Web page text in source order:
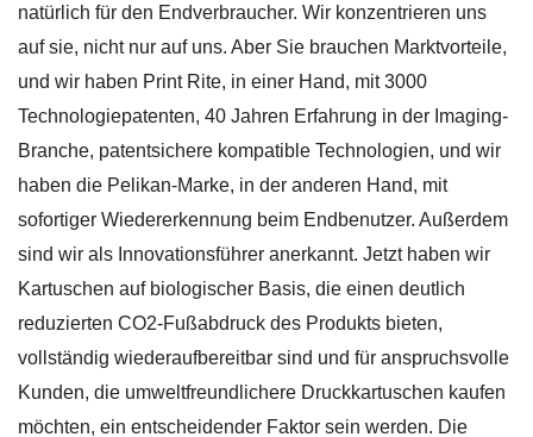
natürlich für den Endverbraucher. Wir konzentrieren uns
auf sie, nicht nur auf uns. Aber Sie brauchen Marktvorteile,
und wir haben Print Rite, in einer Hand, mit 3000
Technologiepatenten, 40 Jahren Erfahrung in der Imaging-
Branche, patentsichere kompatible Technologien, und wir
haben die Pelikan-Marke, in der anderen Hand, mit
sofortiger Wiedererkennung beim Endbenutzer. Außerdem
sind wir als Innovationsführer anerkannt. Jetzt haben wir
Kartuschen auf biologischer Basis, die einen deutlich
reduzierten CO2-Fußabdruck des Produkts bieten,
vollständig wiederaufbereitbar sind und für anspruchsvolle
Kunden, die umweltfreundlichere Druckkartuschen kaufen
möchten, ein entscheidender Faktor sein werden. Die